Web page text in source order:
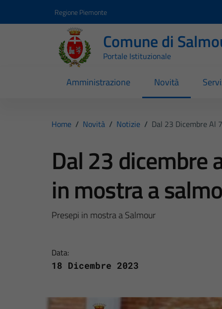
Regione Piemonte
Comune di
Portale Istituzionale
Amministrazione Novità
Home / Novità / Notizie / Dal 23 Dicembre Al
Dal 23 dicembre
in mostra a
Presepi in mostra a Salmour
Data:
18 Dicembre 2023